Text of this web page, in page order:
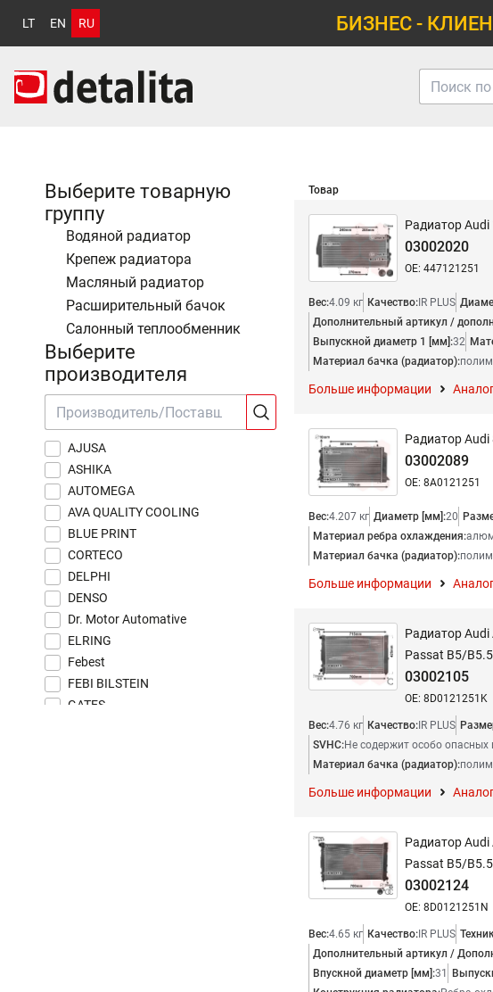
LT EN RU БИЗНЕС -
Выберите товарную
группу
Водяной радиатор
Крепеж радиатора
Масляный радиатор
Расширительный бачок
Салонный теплообменник
Выберите
производителя
AJUSA
ASHIKA
AUTOMEGA
AVA QUALITY COOLING
BLUE PRINT
CORTECO
DELPHI
DENSO
Dr. Motor Automative
ELRING
Febest
FEBI BILSTEIN
GATES
Товар
Радиатор Audi
03002020
OE: 447121251
Вес:4.09 кг Качество: IR PLUS
Дополнительный артикул /
Выпускной диаметр 1 [мм]:32
Материал бачка (радиатор):
Больше информации
Радиатор Audi
03002089
OE: 8A0121251
Вес:4.207 кг Диаметр [мм]:20
Материал ребра охлаждения:
Материал бачка (радиатор):
Больше информации
Радиатор Audi
Passat B5/
03002105
OE: 8D0121251K
Вес:4.76 кг Качество: IR PLUS
SVHC:Не содержит особо опасных
Материал бачка (радиатор):
Больше информации
Радиатор Audi
Passat B5/
03002124
OE: 8D0121251N
Вес:4.65 кг Качество: IR PLUS
Дополнительный артикул /
Впускной диаметр [мм]:31